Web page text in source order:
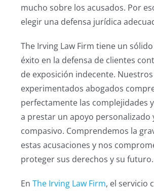
mucho sobre los acusados. Por
elegir una defensa jurídica
The Irving Law Firm tiene un
éxito en la defensa de clientes
de exposición indecente. Nuestros
experimentados abogados
perfectamente las complejidades
a prestar un apoyo personalizado
compasivo. Comprendemos la
estas acusaciones y nos
proteger sus derechos y su futuro.
EnThe Irving Law Firm, el servicio